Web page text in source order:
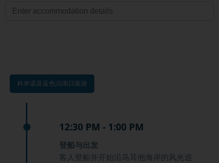
科米诺及蓝色潟湖日落游
12:30 PM - 1:00 PM
登船与出发
客人登船并开始沿马耳他海岸的风光巡